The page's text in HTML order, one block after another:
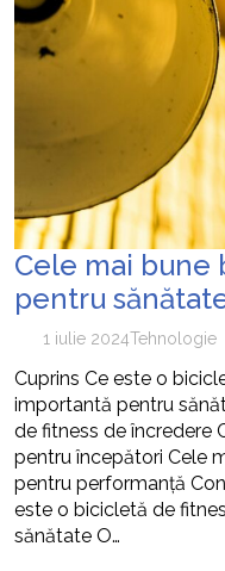
Cele mai bune
pentru
1 iulie 2024Tehnologie
Cuprins Ce este o
importantă pentru
de fitness de încredere
pentru începători Cele
pentru performanță
este o bicicletă de
sănătate O…